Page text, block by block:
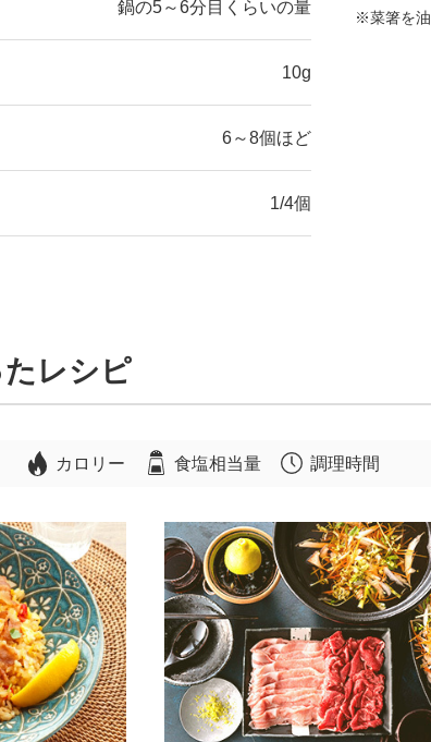
鍋の5～6分目くらいの量
10g
6～8個ほど
1/4個
※菜箸を油
たレシピ
カロリー 食塩相当量 調理時間